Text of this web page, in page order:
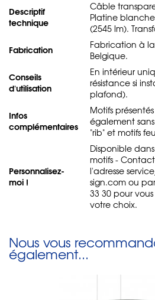
Descriptif
technique
Câble
Platine
(2545 lm).
Fabrication
Fabrication à
Belgique.
Conseils
d'utilisation
En intérieur
résistance si
plafond).
Infos
complémentaires
Motifs
également
"rib" et motifs
Personnalisez-
moi !
Disponible
motifs -
l'adresse
sign.com ou
33 30 pour
votre choix.
Nous vous
également...